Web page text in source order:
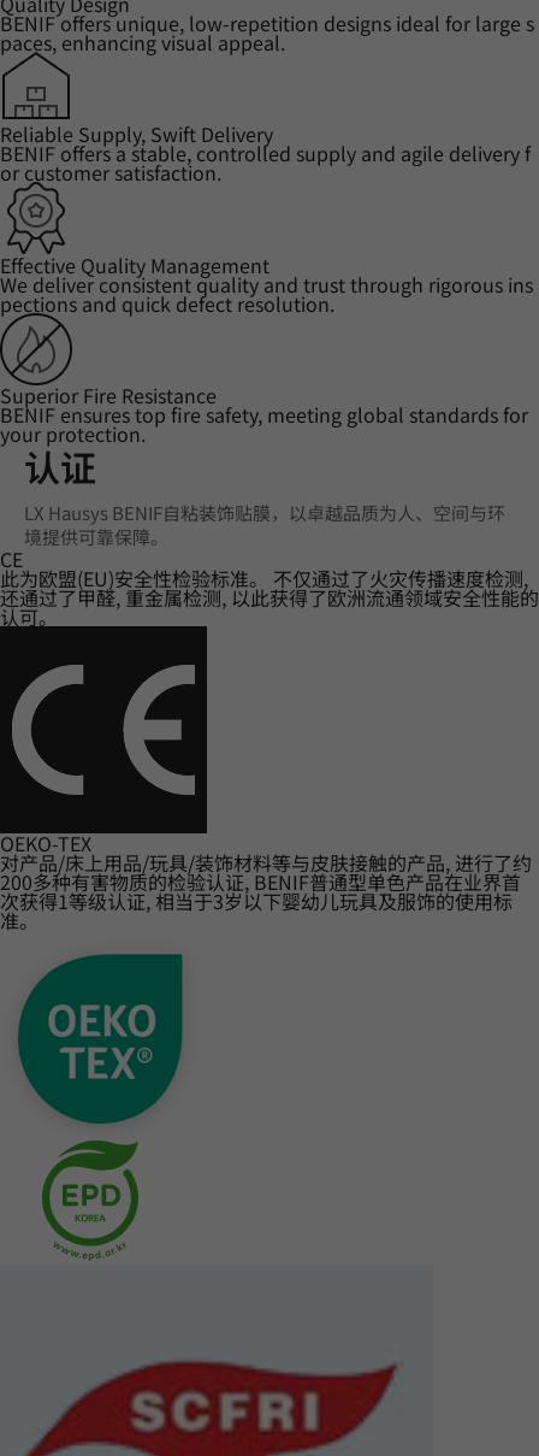
BENIF offers unique, low-repetition designs ideal for large s
paces, enhancing visual appeal.
Reliable Supply, Swift Delivery
BENIF offers a stable, controlled supply and agile delivery f
or customer satisfaction.
Effective Quality Management
We deliver consistent quality and trust through rigorous ins
pections and quick defect resolution.
Superior Fire Resistance
BENIF ensures top fire safety, meeting global standards for
your protection.
认证
LX Hausys BENIF自粘装饰贴膜，以卓越品质为人、空间与环
境提供可靠保障。
CE
此为欧盟(EU)安全性检验标准。 不仅通过了火灾传播速度检测,
还通过了甲醛, 重金属检测, 以此获得了欧洲流通领域安全性能的
认可。
OEKO-TEX
对产品/床上用品/玩具/装饰材料等与皮肤接触的产品, 进行了约
200多种有害物质的检验认证, BENIF普通型单色产品在业界首
次获得1等级认证, 相当于3岁以下婴幼儿玩具及服饰的使用标
准。